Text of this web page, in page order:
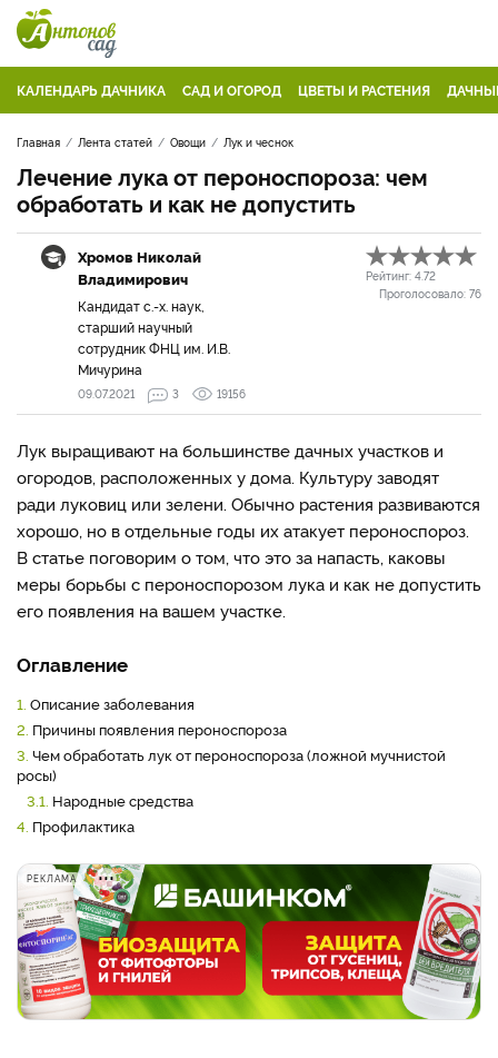
КАЛЕНДАРЬ ДАЧНИКА САД И ОГОРОД ЦВЕТЫ И РАСТЕНИЯ
Главная Лента статей Овощи Лук и чеснок
Лечение лука от пероноспороза: чем
обработать и как не допустить
Хромов Николай
Владимирович
Кандидат с.-х. наук,
старший научный
сотрудник ФНЦ им. И.В.
Мичурина
Рейтинг: 4.72
Проголосовало: 76
09.07.2021 3 19156
Лук выращивают на большинстве дачных участков и
огородов, расположенных у дома. Культуру заводят
ради луковиц или зелени. Обычно растения развиваются
хорошо, но в отдельные годы их атакует пероноспороз.
В статье поговорим о том, что это за напасть, каковы
меры борьбы с пероноспорозом лука и как не допустить
его появления на вашем участке.
Оглавление
1. Описание заболевания
2. Причины появления пероноспороза
3. Чем обработать лук от пероноспороза (ложной мучнистой
росы)
3.1. Народные средства
4. Профилактика
РЕКЛАМА